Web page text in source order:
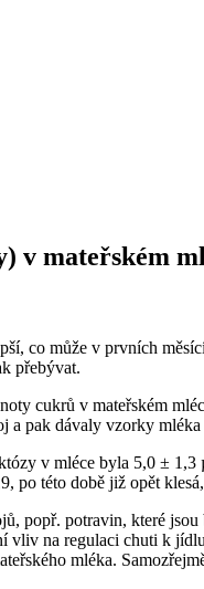
v mateřském
co může v prvních
přebývat.
cukrů v mateřském
a pak dávaly vzorky
v mléce byla 5,0 ±
po této době již opět
popř. potravin, které
vliv na regulaci chuti k
mléka.